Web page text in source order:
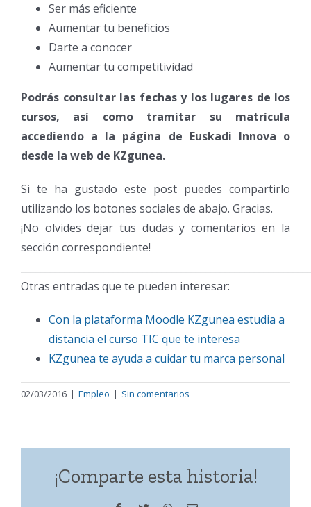
Ser más eficiente
Aumentar tu beneficios
Darte a conocer
Aumentar tu competitividad
Podrás consultar las fechas y los lugares de los
cursos, así como tramitar su matrícula
accediendo a la página de Euskadi Innova o
desde la web de KZgunea.
Si te ha gustado este post puedes compartirlo
utilizando los botones sociales de abajo. Gracias.
¡No olvides dejar tus dudas y comentarios en la
sección correspondiente!
Otras entradas que te pueden interesar:
Con la plataforma Moodle KZgunea estudia a
distancia el curso TIC que te interesa
KZgunea te ayuda a cuidar tu marca personal
02/03/2016 | Empleo | Sin comentarios
¡Comparte esta historia!